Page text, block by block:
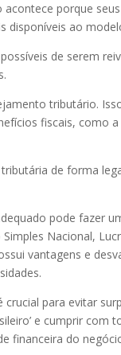
porque
disponíveis ao
de serem
tributário.
fiscais, como
de forma
pode fazer
Nacional,
vantagens e
para evitar
e cumprir com
financeira do